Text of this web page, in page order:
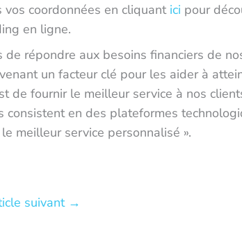
coordonnées en cliquantici pour
en ligne.
de répondre aux besoins financiers de
un facteur clé pour les aider à
de fournir le meilleur service à nos
consistent en des plateformes
meilleur service personnalisé ».
suivant →